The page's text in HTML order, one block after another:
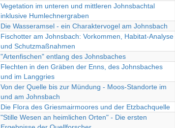
Vegetation im unteren und mittleren Johnsbachtal
inklusive Humlechnergraben
Die Wasseramsel - ein Charaktervogel am Johnsbach
Fischotter am Johnsbach: Vorkommen, Habitat-Analyse
und Schutzmaßnahmen
"Artenfischen" entlang des Johnsbaches
Flechten in den Gräben der Enns, des Johnsbaches
und im Langgries
Von der Quelle bis zur Mündung - Moos-Standorte im
und am Johnsbach
Die Flora des Griesmairmoores und der Etzbachquelle
"Stille Wesen an heimlichen Orten" - Die ersten